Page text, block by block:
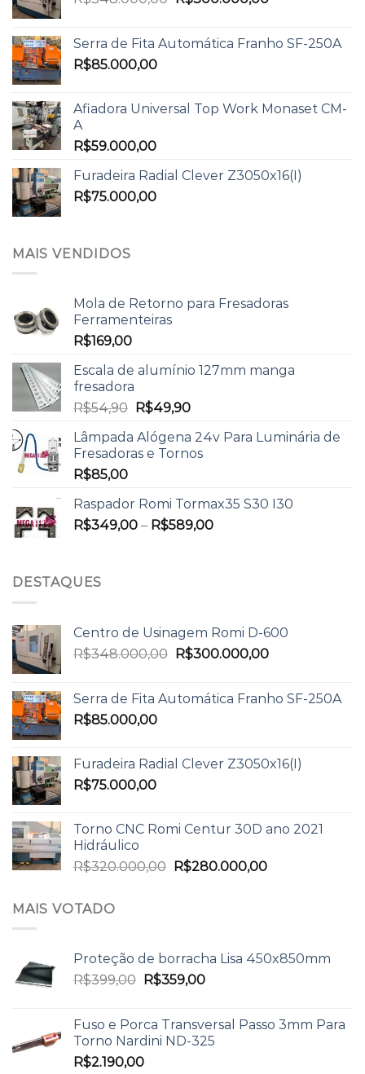
Serra de Fita Automática Franho SF-250A
R$85.000,00
Afiadora Universal Top Work Monaset CM-
A
R$59.000,00
Furadeira Radial Clever Z3050x16(I)
R$75.000,00
MAIS VENDIDOS
Mola de Retorno para Fresadoras
Ferramenteiras
R$169,00
Escala de alumínio 127mm manga
fresadora
R$54,90 R$49,90
Lâmpada Alógena 24v Para Luminária de
Fresadoras e Tornos
R$85,00
Raspador Romi Tormax35 S30 I30
R$349,00 – R$589,00
DESTAQUES
Centro de Usinagem Romi D-600
R$348.000,00 R$300.000,00
Serra de Fita Automática Franho SF-250A
R$85.000,00
Furadeira Radial Clever Z3050x16(I)
R$75.000,00
Torno CNC Romi Centur 30D ano 2021
Hidráulico
R$320.000,00 R$280.000,00
MAIS VOTADO
Proteção de borracha Lisa 450x850mm
R$399,00 R$359,00
Fuso e Porca Transversal Passo 3mm Para
Torno Nardini ND-325
R$2.190,00